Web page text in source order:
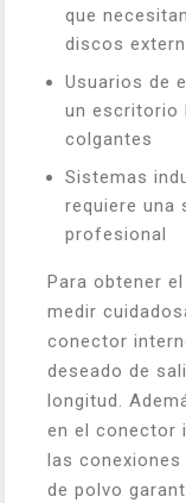
que
discos
Usuarios de
un escritorio
colgantes
Sistemas
requiere una
profesional
Para obtener
medir
conector
deseado de
longitud.
en el conector
las
de polvo